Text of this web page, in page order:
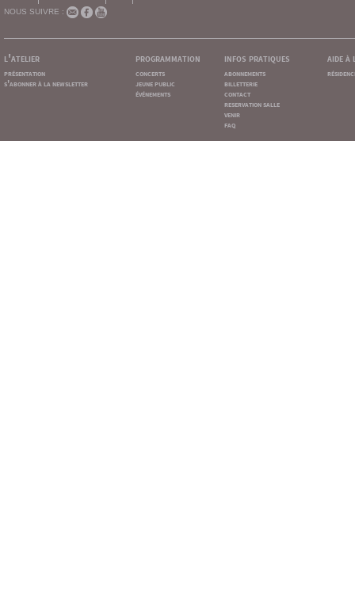
NOUS SUIVRE :
l'atelier
présentation
s'abonner à la newsletter
programmation
concerts
jeune public
événements
infos pratiques
abonnements
billetterie
contact
reservation salle
venir
faq
aide